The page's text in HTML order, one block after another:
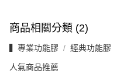
商品相關分類 (2)
▍專業功能膠 經典功能膠
人氣商品推薦